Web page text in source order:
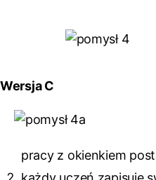
Wersja C
pracy z okienkiem